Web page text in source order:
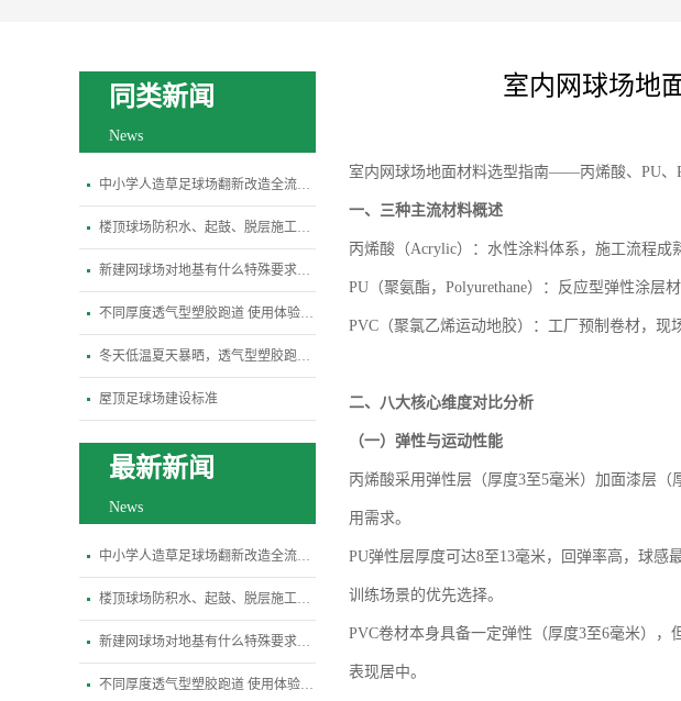
室内网球场地
室内网球场地面材料选型指南——丙烯酸、PU、
一、 三种主流材料概述
丙烯酸（Acrylic）：水性涂料体系，施工流程成
PU（聚氨酯，Polyurethane）：反应型弹性涂层
PVC（聚氯乙烯运动地胶）：工厂预制卷材，现
二、 八大核心维度对比分析
（一） 弹性与运动性能
丙烯酸采用弹性层（厚度3至5毫米）加面漆层（
用需求。
PU弹性层厚度可达8至13毫米，回弹率高，球
训练场景的优先选择。
PVC卷材本身具备一定弹性（厚度3至6毫米）
表现居中。
同类新闻
News
中小学人造草足球场翻新改造全流程指南
楼顶球场防积水、起鼓、脱层施工关键规范
新建网球场对地基有什么特殊要求？平整度、排水坡度标准是多少
不同厚度透气型塑胶跑道 使用体验差异全解析
冬天低温夏天暴晒，透气型塑胶跑道会变硬开裂吗？
屋顶足球场建设标准
最新新闻
News
中小学人造草足球场翻新改造全流程指南
楼顶球场防积水、起鼓、脱层施工关键规范
新建网球场对地基有什么特殊要求？平整度、排水坡度标准是多少
不同厚度透气型塑胶跑道 使用体验差异全解析